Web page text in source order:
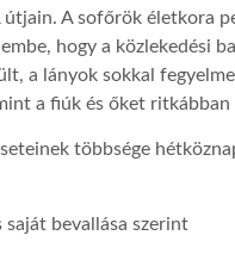
A sofőrök életkora
hogy a közlekedési
a lányok sokkal
a fiúk és őket
többsége
saját bevallása szerint